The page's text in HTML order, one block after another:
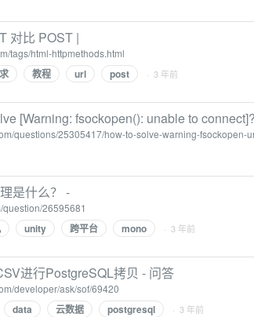
对比 POST |
tags/html-httpmethods.html
教程 url post · 3 年前
[Warning: fsockopen(): unable to
questions/25305417/how-to-solve-warning-fsockopen-
是什么？ -
question/26595681
unity 跨平台 mono · 3 年前
进行PostgreSQL拷贝 - 问答
developer/ask/sof/69420
data 云数据 postgresql · 3 年前